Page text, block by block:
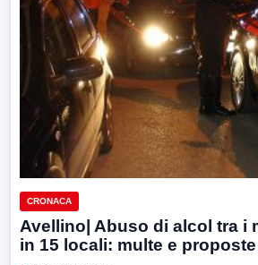
CRONACA
Avellino| Abuso di alcol tra i
in 15 locali: multe e